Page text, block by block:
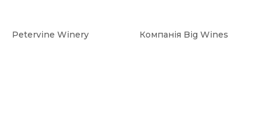
Petervine Winery Компанія Big Wines